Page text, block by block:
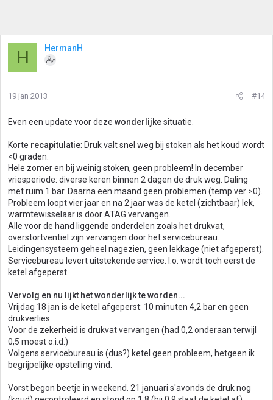
H HermanH
19 jan 2013 #14
Even een update voor deze wonderlijkesituatie.
Korte recapitulatie: Druk valt snel weg bij stoken als het koud wordt
<0 graden.
Hele zomer en bij weinig stoken, geen probleem! In december
vriesperiode: diverse keren binnen 2 dagen de druk weg. Daling
met ruim 1 bar. Daarna een maand geen problemen (temp ver >0).
Probleem loopt vier jaar en na 2 jaar was de ketel (zichtbaar) lek,
warmtewisselaar is door ATAG vervangen.
Alle voor de hand liggende onderdelen zoals het drukvat,
overstortventiel zijn vervangen door het servicebureau.
Leidingensysteem geheel nagezien, geen lekkage (niet afgeperst).
Servicebureau levert uitstekende service. I.o. wordt toch eerst de
ketel afgeperst.
Vervolg en nu lijkt het wonderlijk te worden...
Vrijdag 18 jan is de ketel afgeperst: 10 minuten 4,2 bar en geen
drukverlies.
Voor de zekerheid is drukvat vervangen (had 0,2 onderaan terwijl
0,5 moest o.i.d.)
Volgens servicebureau is (dus?) ketel geen probleem, hetgeen ik
begrijpelijke opstelling vind.
Vorst begon beetje in weekend. 21 januari s'avonds de druk nog